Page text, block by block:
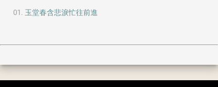
玉堂春含悲淚忙往前進